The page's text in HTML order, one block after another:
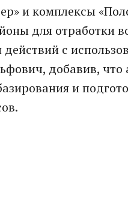
и комплексы
для отработки
с
добавив,
и